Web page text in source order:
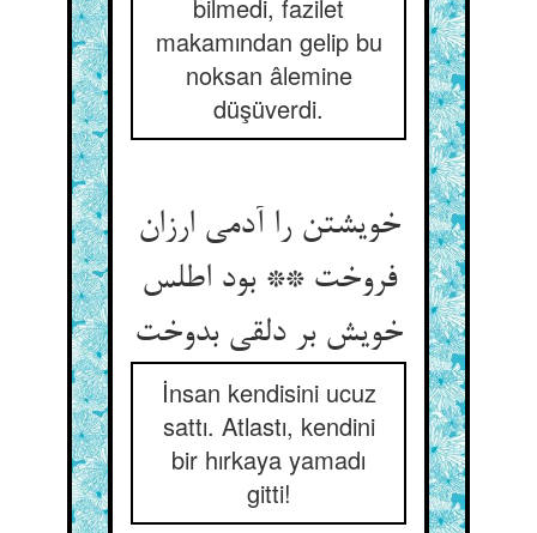
bilmedi, fazilet
makamından gelip bu
noksan âlemine
düşüverdi.
خویشتن را آدمی ارزان
فروخت ** بود اطلس
خویش بر دلقی بدوخت
İnsan kendisini ucuz
sattı. Atlastı, kendini
bir hırkaya yamadı
gitti!